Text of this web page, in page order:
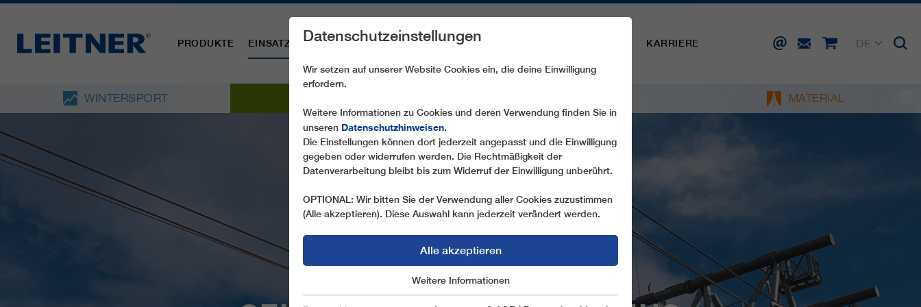
PRODUKTE EINSATZBEREICHE ERSATZTEILE SERVICE KARRIERE
DE
WINTERSPORT MATERIAL
Datenschutzeinstellungen
Wir setzen auf unserer Website Cookies ein, die deine Einwilligung
erfordern.
Weitere Informationen zu Cookies und deren Verwendung finden Sie in
unseren Datenschutzhinweisen.
Die Einstellungen können dort jederzeit angepasst und die Einwilligung
gegeben oder widerrufen werden. Die Rechtmäßigkeit der
Datenverarbeitung bleibt bis zum Widerruf der Einwilligung unberührt.
OPTIONAL: Wir bitten Sie der Verwendung aller Cookies zuzustimmen
(Alle akzeptieren). Diese Auswahl kann jederzeit verändert werden.
Alle akzeptieren
Marketing
Weitere Informationen